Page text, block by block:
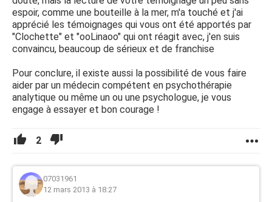
espoir, comme une bouteille à la mer, m'a touché et j'ai
apprécié les témoignages qui vous ont été apportés par
"Clochette" et "ooLinaoo" qui ont réagit avec, j'en suis
convaincu, beaucoup de sérieux et de franchise
Pour conclure, il existe aussi la possibilité de vous faire
aider par un médecin compétent en psychothérapie
analytique ou même un ou une psychologue, je vous
engage à essayer et bon courage !
2
07031961
12 mars 2013 à 18:27